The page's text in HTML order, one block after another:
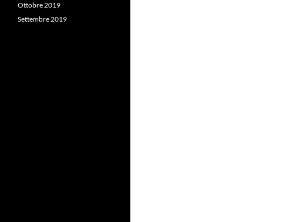
Ottobre 2019
Settembre 2019